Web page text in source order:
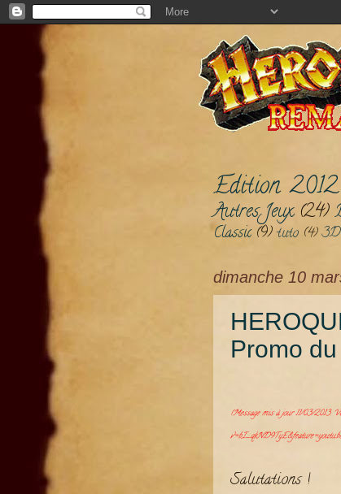
Edition 2012
Autres Jeux (24)
Classic (9)tuto (4)3D
dimanche 10
Promo
(Message mis à jour 11/03/
Salutations !